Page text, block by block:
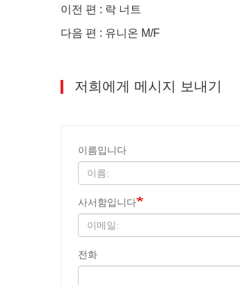
이전 편 : 락 너트
다음 편 : 유니온 M/F
저희에게 메시지 보내기
이름입니다
사서함입니다
전화